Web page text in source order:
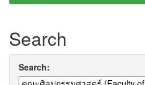
Search
Search: